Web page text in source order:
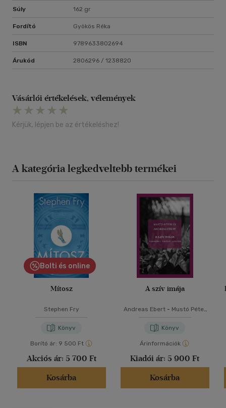
Súly 162 gr
Fordító Gyökös Réka
ISBN 9789633802694
Árukód 2806296 / 1238820
Vásárlói értékelések, vélemények
Kérjük, lépjen be az értékeléshez!
A kategória legkedveltebb termékei
Bolti és online
Mítosz
Stephen Fry
Könyv
Borító ár: 9 500 Ft
Akciós ár: 5 700 Ft
Kosárba
A szív imája
Andreas Ebert- Mustó Péter
Könyv
Árinformációk
Kiadói ár: 5 900 Ft
Kosárba